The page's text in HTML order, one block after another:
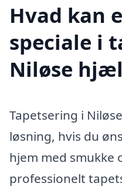
Hvad kan
speciale i
Niløse
Tapetsering i
løsning, hvis du
hjem med smukke
professionelt